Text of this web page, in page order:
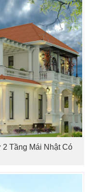
2 Tầng Mái Nhật Có